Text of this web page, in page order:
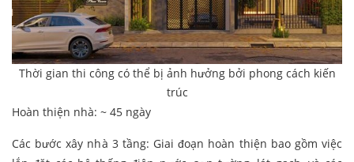
Thời gian thi công có thể bị ảnh hưởng bởi phong cách kiến
trúc
Hoàn thiện nhà: ~ 45 ngày
Các bước xây nhà 3 tầng: Giai đoạn hoàn thiện bao gồm việc